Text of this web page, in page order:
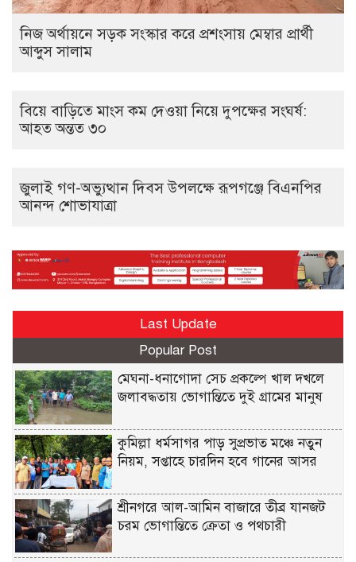
নিজ অর্থায়নে সড়ক সংস্কার করে প্রশংসায় মেম্বার প্রার্থী
আব্দুস সালাম
বিয়ে বাড়িতে মাংস কম দেওয়া নিয়ে দুপক্ষের সংঘর্ষ:
আহত অন্তত ৩০ ​
জুলাই গণ-অভ্যুত্থান দিবস উপলক্ষে রূপগঞ্জে বিএনপির
আনন্দ শোভাযাত্রা
Last Update
Popular Post
মেঘনা-ধনাগোদা সেচ প্রকল্পে খাল দখলে
জলাবদ্ধতায় ভোগান্তিতে দুই গ্রামের মানুষ
কুমিল্লা ধর্মসাগর পাড় সুপ্রভাত মঞ্চে নতুন
নিয়ম, সপ্তাহে চারদিন হবে গানের আসর
শ্রীনগরে আল-আমিন বাজারে তীব্র যানজট
চরম ভোগান্তিতে ক্রেতা ও পথচারী